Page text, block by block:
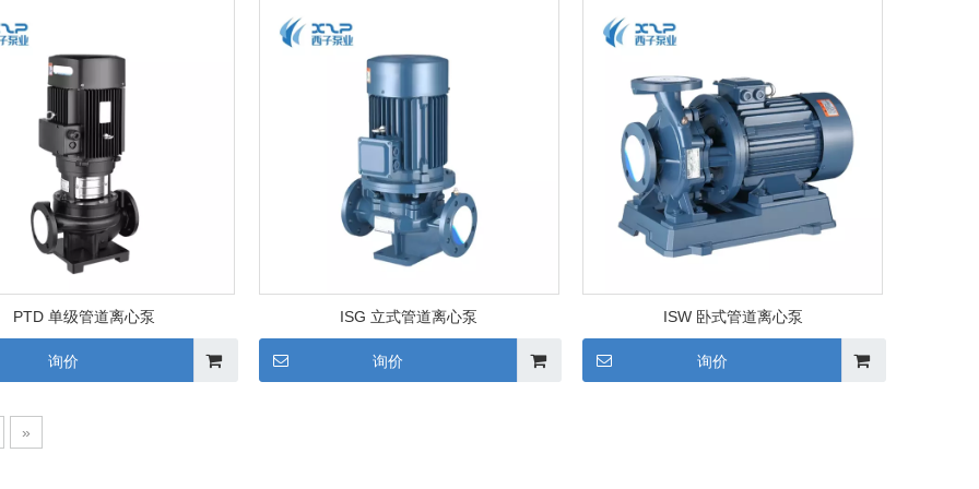
PTD 单级管道离心泵
询价
ISG 立式管道离心泵
询价
ISW 卧式管道离心泵
询价
»